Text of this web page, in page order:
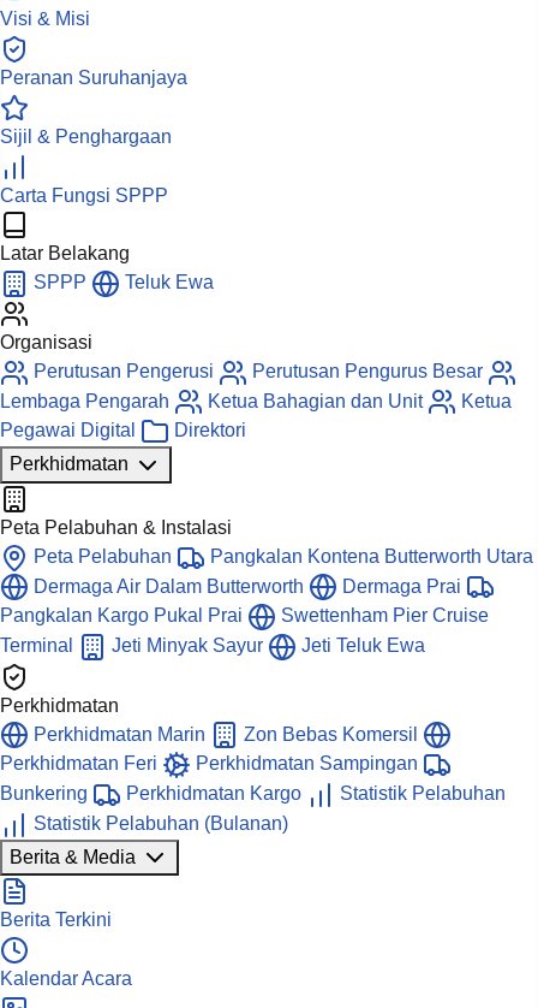
Visi & Misi
Peranan Suruhanjaya
Sijil & Penghargaan
Carta Fungsi SPPP
Latar Belakang
SPPP
Teluk Ewa
Organisasi
Perutusan Pengerusi
Perutusan Pengurus Besar
Lembaga Pengarah
Ketua Bahagian dan Unit
Ketua
Pegawai Digital
Direktori
Perkhidmatan
Peta Pelabuhan & Instalasi
Peta Pelabuhan
Pangkalan Kontena Butterworth Utara
Dermaga Air Dalam Butterworth
Dermaga Prai
Pangkalan Kargo Pukal Prai
Swettenham Pier Cruise
Terminal
Jeti Minyak Sayur Jeti Teluk Ewa
Perkhidmatan
Perkhidmatan Marin
Zon Bebas Komersil
Perkhidmatan Feri
Perkhidmatan Sampingan
Bunkering
Perkhidmatan Kargo
Statistik Pelabuhan
Statistik Pelabuhan (Bulanan)
Berita & Media
Berita Terkini
Kalendar Acara